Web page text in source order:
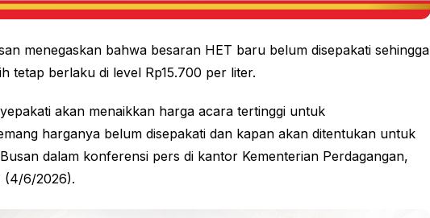
menegaskan bahwa besaran HET baru belum disepakati sehingga
tetap berlaku di level Rp15.700 per liter.
akan menaikkan harga acara tertinggi untuk
harganya belum disepakati dan kapan akan ditentukan untuk
dalam konferensi pers di kantor Kementerian Perdagangan,
(4/6/2026).